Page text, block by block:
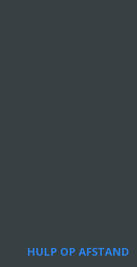
HULP OP AFSTAND